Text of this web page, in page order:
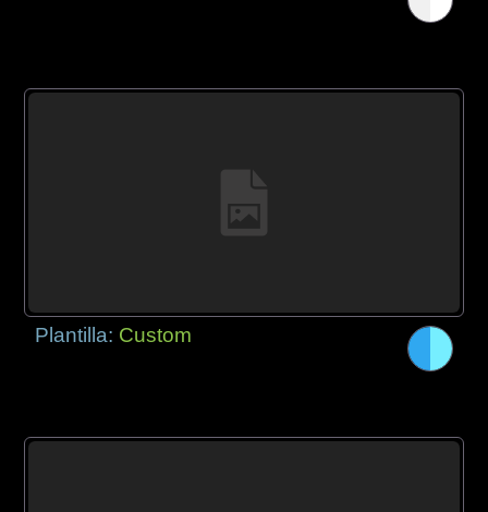
Plantilla: Custom